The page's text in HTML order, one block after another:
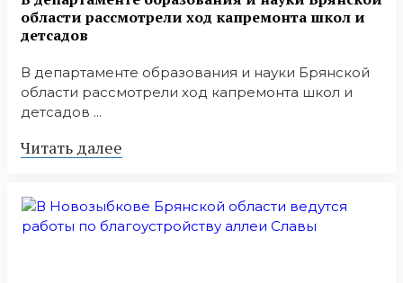
области рассмотрели ход капремонта школ и
детсадов
В департаменте образования и науки Брянской
области рассмотрели ход капремонта школ и
детсадов ...
Читать далее